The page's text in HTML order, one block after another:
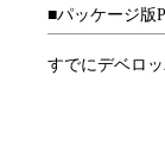
■パッケージ版
すでにデベロ